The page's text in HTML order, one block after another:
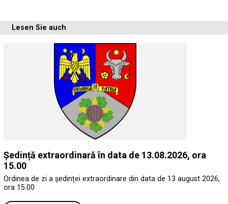
Lesen Sie auch
Ședință extraordinară în data de 13.08.2026, ora
15.00
Ordinea de zi a ședinței extraordinare din data de 13 august 2026,
ora 15.00